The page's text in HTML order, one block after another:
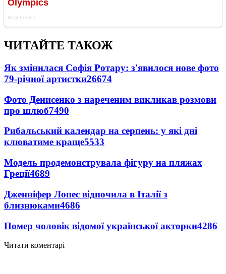
ЧИТАЙТЕ ТАКОЖ
Як змінилася Софія Ротару: з'явилося нове фото
79-річної артистки26674
Фото Денисенко з нареченим викликав розмови
про шлюб7490
Рибальський календар на серпень: у які дні
клюватиме краще5533
Модель продемонструвала фігуру на пляжах
Греції4689
Дженніфер Лопес відпочила в Італії з
близнюками4686
Помер чоловік відомої української акторки4286
Читати коментарі